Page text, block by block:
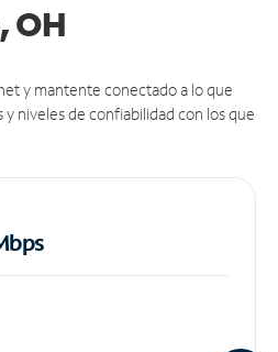
OH
y mantente conectado a lo que
niveles de confiabilidad con los que